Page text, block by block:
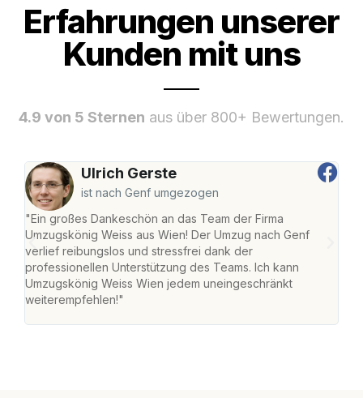
Erfahrungen unserer
Kunden mit uns
4.9 von 5 Sternen aus über 800+ Bewertungen.
Ulrich Gerste
ist nach Genf umgezogen
"Ein großes Dankeschön an das Team der Firma
Umzugskönig Weiss aus Wien! Der Umzug nach Genf
verlief reibungslos und stressfrei dank der
professionellen Unterstützung des Teams. Ich kann
Umzugskönig Weiss Wien jedem uneingeschränkt
weiterempfehlen!"